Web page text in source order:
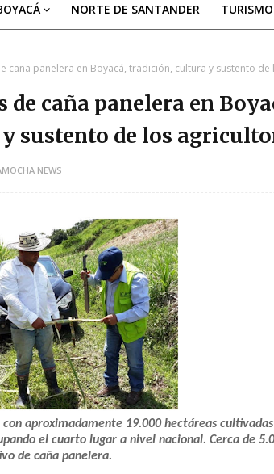
NORTE DE SANTANDER TURISMO
caña panelera en Boyacá, tradición, cultura y sustento
de caña panelera en
sustento de los
NEWS
aproximadamente 19.000 hectáreas
el cuarto lugar a nivel nacional. Cerca de
de caña panelera.